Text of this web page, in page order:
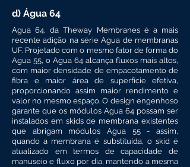
d) Água 64
Agua 64, da Theway Membranes é a mais
recente adição na série Agua de membranas
UF. Projetado com o mesmo fator de forma do
Agua 55, o Agua 64 alcança fluxos mais altos,
com maior densidade de empacotamento de
fibra e maior área de superfície efetiva,
proporcionando assim maior rendimento e
valor no mesmo espaço. O design engenhoso
garante que os módulos Agua 64 possam ser
instalados em skids de membrana existentes
que abrigam módulos Agua 55 - assim,
quando a membrana é substituída, o skid é
atualizado em termos de capacidade de
manuseio e fluxo por dia, mantendo a mesma